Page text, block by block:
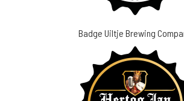
Badge Uiltje Brewing